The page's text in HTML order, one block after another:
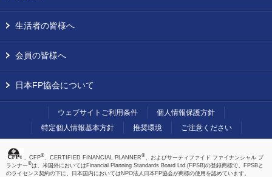
生活者の皆様へ
会員の皆様へ
日本FP協会について
ウェブサイトご利用条件
個人情報保護方針
特定個人情報基本方針
推奨環境 ご注意ください
、CFP®、CERTIFIED FINANCIAL PLANNER®、およびサーティファイド ファイナンシャル プ
ランナー®は、米国外においてはFinancial Planning Standards Board Ltd.(FPSB)の登録商標で、FPSBと
のライセンス契約の下に、日本国内においてはNPO法人日本FP協会が商標の使用を認めています。